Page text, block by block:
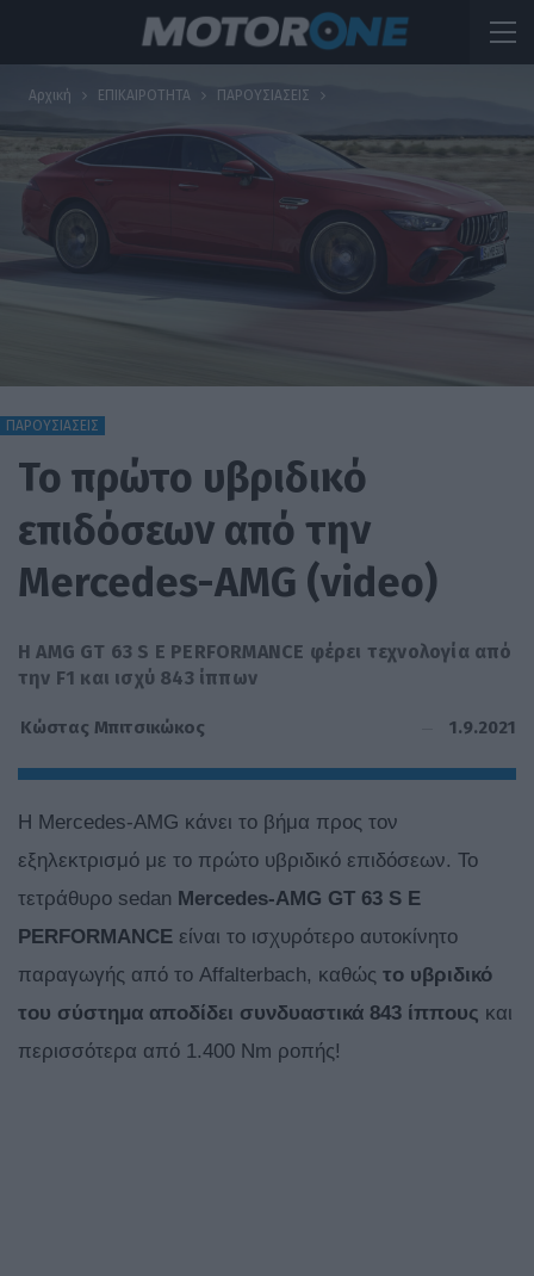
Αρχική ΕΠΙΚΑΙΡΟΤΗΤΑ ΠΑΡΟΥΣΙΑΣΕΙΣ
ΠΑΡΟΥΣΙΑΣΕΙΣ
Το πρώτο υβριδικό
επιδόσεων από την
Mercedes-AMG (video)
Η AMG GT 63 S E PERFORMANCE φέρει τεχνολογία από
την F1 και ισχύ 843 ίππων
Κώστας Μπιτσικώκος 1.9.2021
Η Mercedes-AMG κάνει το βήμα προς τον
εξηλεκτρισμό με το πρώτο υβριδικό επιδόσεων. Το
τετράθυρο sedan Mercedes-AMG GT 63 S E
PERFORMANCE είναι το ισχυρότερο αυτοκίνητο
παραγωγής από το Affalterbach, καθώς το υβριδικό
του σύστημα αποδίδει συνδυαστικά 843 ίππους και
περισσότερα από 1.400 Nm ροπής!